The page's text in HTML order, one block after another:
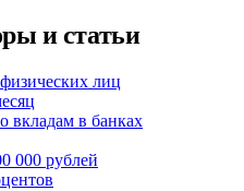
и статьи
лиц
вкладам в банках
000 рублей